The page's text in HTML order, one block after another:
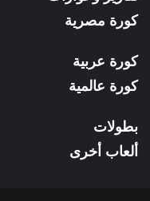
كورة مصرية
كورة عربية
كورة عالمية
بطولات
ألعاب أخرى